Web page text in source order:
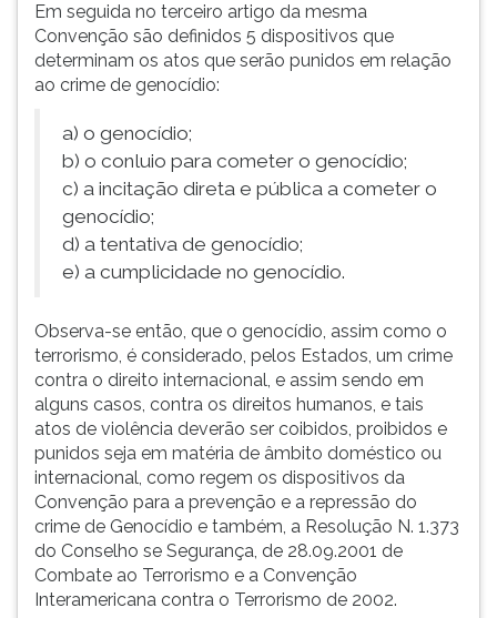
Em seguida no terceiro artigo da mesma
Convenção são definidos 5 dispositivos que
determinam os atos que serão punidos em relação
ao crime de genocídio:
a) o genocídio;
b) o conluio para cometer o genocídio;
c) a incitação direta e pública a cometer o
genocídio;
d) a tentativa de genocídio;
e) a cumplicidade no genocídio.
Observa-se então, que o genocídio, assim como o
terrorismo, é considerado, pelos Estados, um crime
contra o direito internacional, e assim sendo em
alguns casos, contra os direitos humanos, e tais
atos de violência deverão ser coibidos, proibidos e
punidos seja em matéria de âmbito doméstico ou
internacional, como regem os dispositivos da
Convenção para a prevenção e a repressão do
crime de Genocídio e também, a Resolução N. 1.373
do Conselho se Segurança, de 28.09.2001 de
Combate ao Terrorismo e a Convenção
Interamericana contra o Terrorismo de 2002.